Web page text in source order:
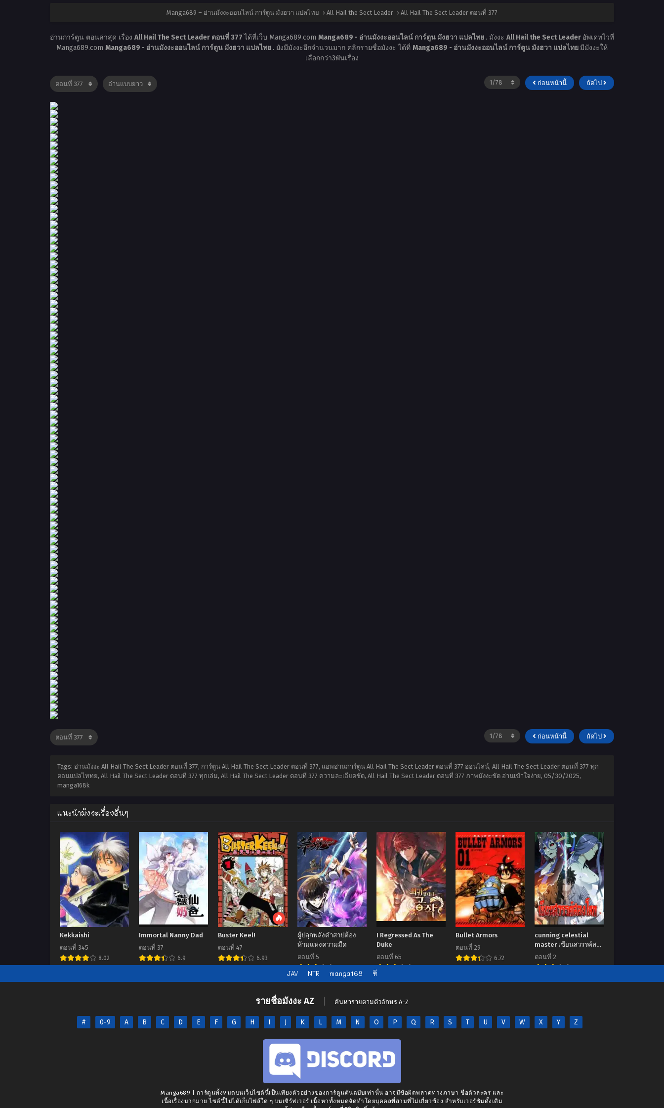
Manga689 – อ่านมังงะออนไลน์ การ์ตูน มังฮวา แปลไทย › All Hail the Sect Leader › All Hail The Sect Leader ตอนที่ 377
อ่านการ์ตูน ตอนล่าสุด เรื่อง All Hail The Sect Leader ตอนที่ 377ได้ที่เว็บ Manga689.com Manga689 - อ่านมังงะออนไลน์ การ์ตูน มังฮวา แปลไทย . มังงะ All Hail the Sect Leader อัพเดทไวที่
Manga689.com Manga689 - อ่านมังงะออนไลน์ การ์ตูน มังฮวา แปลไทย . ยังมีมังงะอีกจำนวนมาก คลิกรายชื่อมังงะ ได้ที่ Manga689 - อ่านมังงะออนไลน์ การ์ตูน มังฮวา แปลไทย มีมังงะให้
เลือกกว่า3พันเรื่อง
ก่อนหน้านี้ ถัดไป
ก่อนหน้านี้ ถัดไป
Tags: อ่านมังงะ All Hail The Sect Leader ตอนที่ 377, การ์ตูน All Hail The Sect Leader ตอนที่ 377, แอพอ่านการ์ตูน All Hail The Sect Leader ตอนที่ 377 ออนไลน์, All Hail The Sect Leader ตอนที่ 377 ทุก
ตอนแปลไททย, All Hail The Sect Leader ตอนที่ 377 ทุกเล่ม, All Hail The Sect Leader ตอนที่ 377 ความละเอียดชัด, All Hail The Sect Leader ตอนที่ 377 ภาพมังงะชัด อ่านเข้าใจง่าย, 05/30/2025,
manga168k
แนะนำมังงะเรื่องอื่นๆ
Kekkaishi
ตอนที่ 345
8.02
Immortal Nanny Dad
ตอนที่ 37
6.9
Buster Keel!
ตอนที่ 47
6.93
ผู้ปลุกพลังคำสาปต้อง
ห้ามแห่งความมืด
ตอนที่ 5
I Regressed As The
Duke
ตอนที่ 65
Bullet Armors
ตอนที่ 29
6.72
cunning celestial
master เซียนสวรรค์สอง
โลก
ตอนที่ 2
JAV NTR manga168 หี
รายชื่อมังงะ AZ ค้นหารายตามตัวอักษร A-Z
# 0-9 A B C D E F G H I J K L M N O P Q R S T U V W X Y Z
Manga689 | การ์ตูนทั้งหมดบนเว็บไซต์นี้เป็นเพียงตัวอย่างของการ์ตูนต้นฉบับเท่านั้น อาจมีข้อผิดพลาดทางภาษา ชื่อตัวละคร และ
เนื้อเรื่องมากมาย ไซต์นี้ไม่ได้เก็บไฟล์ใด ๆ บนเซิร์ฟเวอร์ เนื้อหาทั้งหมดจัดทำโดยบุคคลที่สามที่ไม่เกี่ยวข้อง สำหรับเวอร์ชันดั้งเดิม